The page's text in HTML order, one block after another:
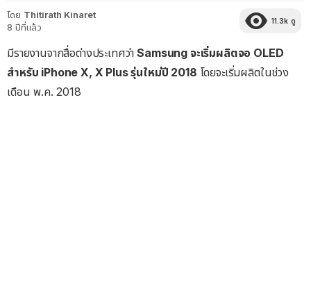
โดย Thitirath Kinaret
8 ปีที่แล้ว
11.3k ดู
มีรายงานจากสื่อต่างประเทศว่า Samsung จะเริ่มผลิตจอ OLED
สำหรับ iPhone X, X Plus รุ่นใหม่ปี 2018 โดยจะเริ่มผลิตในช่วง
เดือน พ.ค. 2018